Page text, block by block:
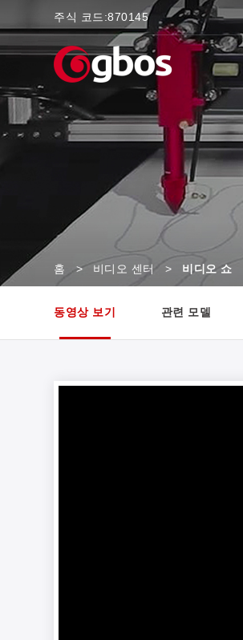
주식 코드:870145
홈 > 비디오 센터 > 비디오 쇼
동영상 보기 관련 모델